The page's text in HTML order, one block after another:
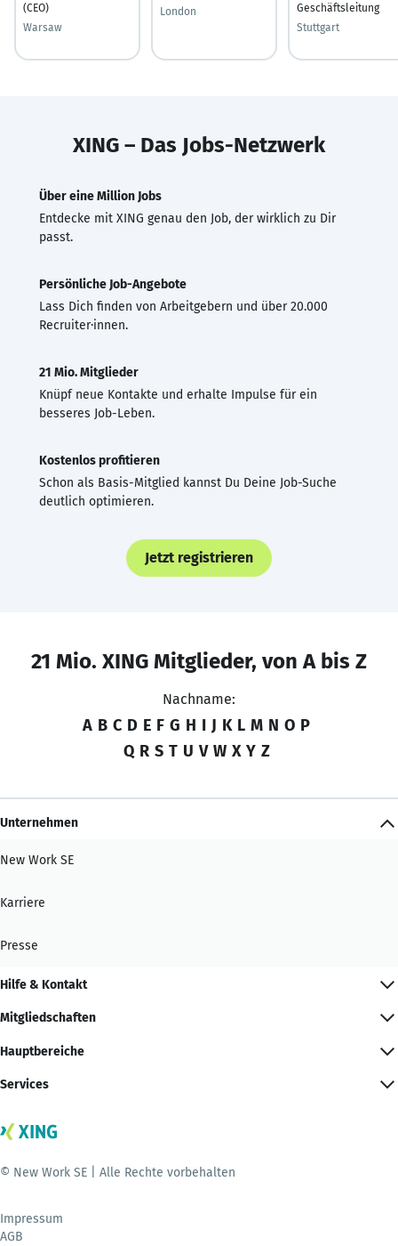
(CEO)
Warsaw
London
Geschäftsleitung
Stuttgart
XING – Das Jobs-Netzwerk
Über eine Million Jobs
Entdecke mit XING genau den Job, der wirklich zu Dir
passt.
Persönliche Job-Angebote
Lass Dich finden von Arbeitgebern und über 20.000
Recruiter·innen.
21 Mio. Mitglieder
Knüpf neue Kontakte und erhalte Impulse für ein
besseres Job-Leben.
Kostenlos profitieren
Schon als Basis-Mitglied kannst Du Deine Job-Suche
deutlich optimieren.
Jetzt registrieren
21 Mio. XING Mitglieder, von A bis Z
Nachname:
A B C D E F G H I J K L M N O P
Q R S T U V W X Y Z
Unternehmen
New Work SE
Karriere
Presse
Hilfe & Kontakt
Mitgliedschaften
Hauptbereiche
Services
© New Work SE | Alle Rechte vorbehalten
Impressum
AGB